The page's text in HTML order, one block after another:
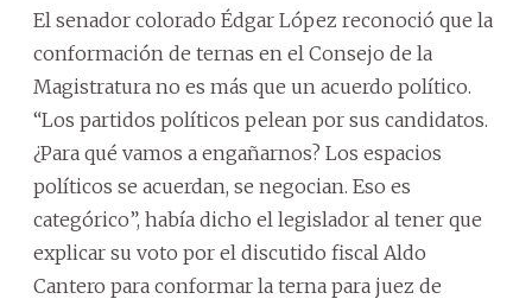
El senador colorado Édgar López reconoció que la
conformación de ternas en el Consejo de la
Magistratura no es más que un acuerdo político.
“Los partidos políticos pelean por sus candidatos.
¿Para qué vamos a engañarnos? Los espacios
políticos se acuerdan, se negocian. Eso es
categórico”, había dicho el legislador al tener que
explicar su voto por el discutido fiscal Aldo
Cantero para conformar la terna para juez de